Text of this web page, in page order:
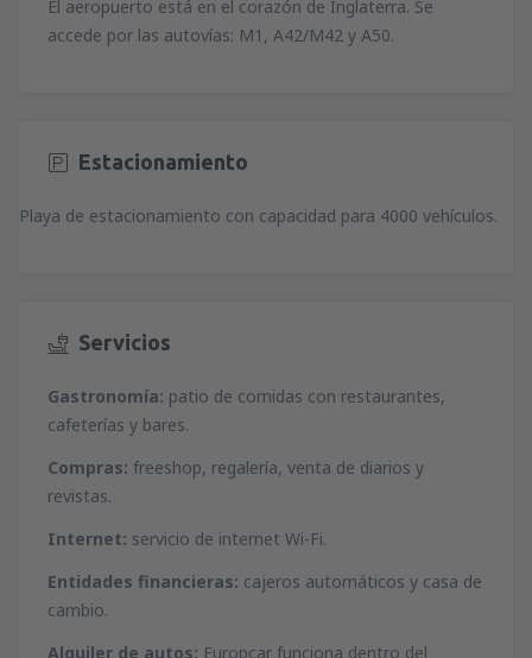
El aeropuerto está en el corazón de Inglaterra. Se
accede por las autovías: M1, A42/M42 y A50.
Estacionamiento
Playa de estacionamiento con capacidad para 4000 vehículos.
Servicios
Gastronomía: patio de comidas con restaurantes,
cafeterías y bares.
Compras: freeshop, regalería, venta de diarios y
revistas.
Internet: servicio de internet Wi-Fi.
Entidades financieras: cajeros automáticos y casa de
cambio.
Alquiler de autos: Europcar funciona dentro del